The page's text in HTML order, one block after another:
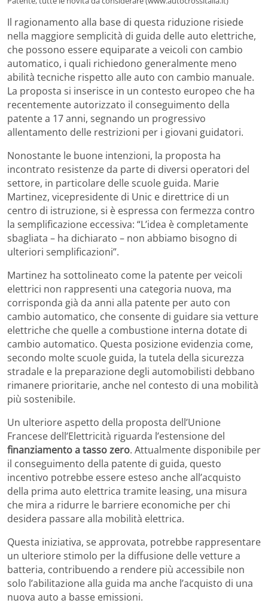
Il ragionamento alla base di questa riduzione risiede
nella maggiore semplicità di guida delle auto elettriche,
che possono essere equiparate a veicoli con cambio
automatico, i quali richiedono generalmente meno
abilità tecniche rispetto alle auto con cambio manuale.
La proposta si inserisce in un contesto europeo che ha
recentemente autorizzato il conseguimento della
patente a 17 anni, segnando un progressivo
allentamento delle restrizioni per i giovani guidatori.
Nonostante le buone intenzioni, la proposta ha
incontrato resistenze da parte di diversi operatori del
settore, in particolare delle scuole guida. Marie
Martinez, vicepresidente di Unic e direttrice di un
centro di istruzione, si è espressa con fermezza contro
la semplificazione eccessiva: “L’idea è completamente
sbagliata – ha dichiarato – non abbiamo bisogno di
ulteriori semplificazioni”.
Martinez ha sottolineato come la patente per veicoli
elettrici non rappresenti una categoria nuova, ma
corrisponda già da anni alla patente per auto con
cambio automatico, che consente di guidare sia vetture
elettriche che quelle a combustione interna dotate di
cambio automatico. Questa posizione evidenzia come,
secondo molte scuole guida, la tutela della sicurezza
stradale e la preparazione degli automobilisti debbano
rimanere prioritarie, anche nel contesto di una mobilità
più sostenibile.
Un ulteriore aspetto della proposta dell’Unione
Francese dell’Elettricità riguarda l’estensione del
finanziamento a tasso zero. Attualmente disponibile per
il conseguimento della patente di guida, questo
incentivo potrebbe essere esteso anche all’acquisto
della prima auto elettrica tramite leasing, una misura
che mira a ridurre le barriere economiche per chi
desidera passare alla mobilità elettrica.
Questa iniziativa, se approvata, potrebbe rappresentare
un ulteriore stimolo per la diffusione delle vetture a
batteria, contribuendo a rendere più accessibile non
solo l’abilitazione alla guida ma anche l’acquisto di una
nuova auto a basse emissioni.